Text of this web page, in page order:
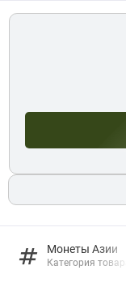
Монеты Азии
Категория товара